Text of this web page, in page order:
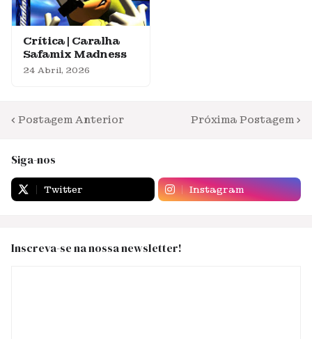
Crítica | Caralha
Safamix Madness
24 Abril, 2026
Postagem Anterior Próxima Postagem
Siga-nos
Twitter Instagram
Inscreva-se na nossa newsletter!